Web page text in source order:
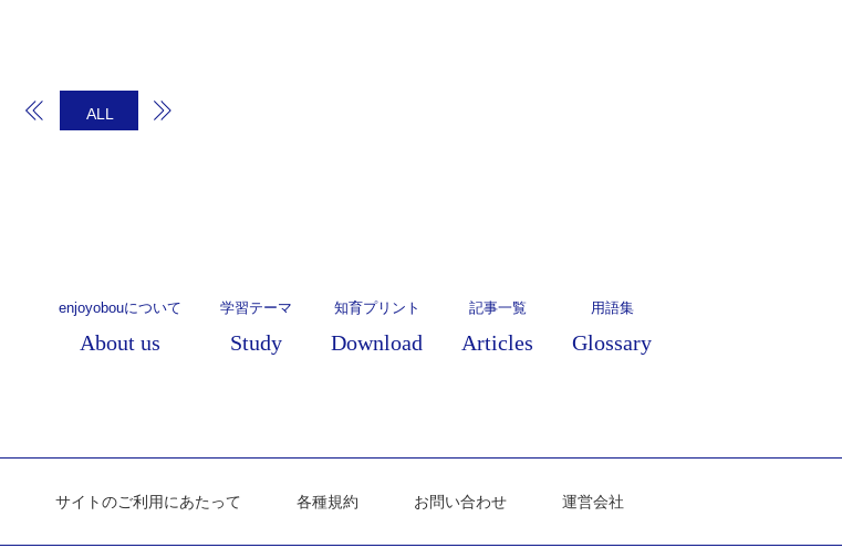
ALL
enjoyobouについて
About us
学習テーマ
Study
知育プリント
Download
記事一覧
Articles
用語集
Glossary
サイトのご利用にあたって 各種規約 お問い合わせ 運営会社